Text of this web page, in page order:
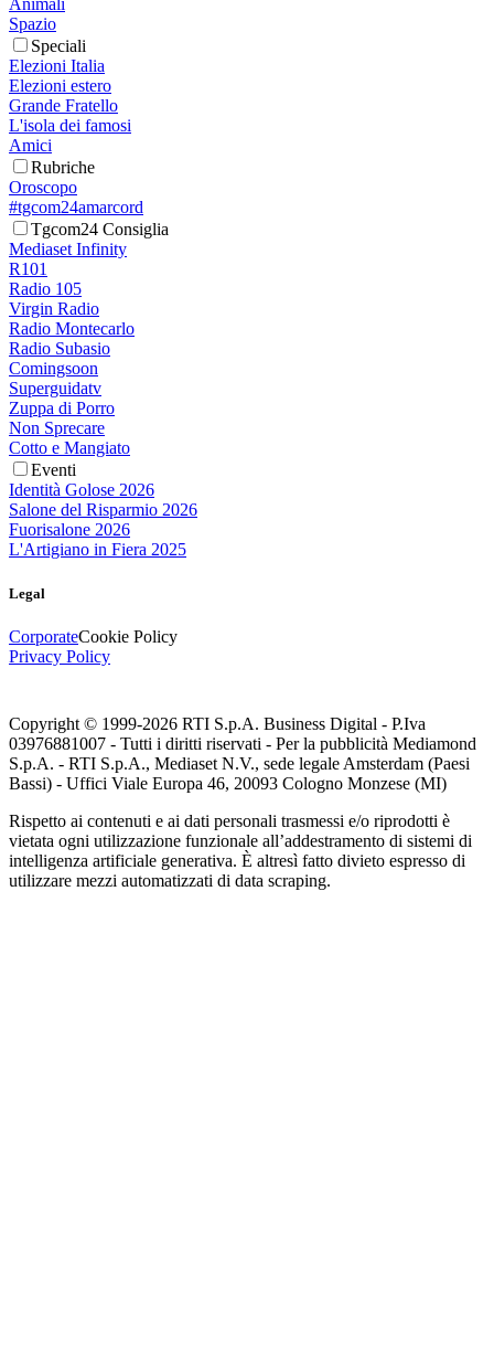
Animali
Spazio
Speciali
Elezioni Italia
Elezioni estero
Grande Fratello
L'isola dei famosi
Amici
Rubriche
Oroscopo
#tgcom24amarcord
Tgcom24 Consiglia
Mediaset Infinity
R101
Radio 105
Virgin Radio
Radio Montecarlo
Radio Subasio
Comingsoon
Superguidatv
Zuppa di Porro
Non Sprecare
Cotto e Mangiato
Eventi
Identità Golose 2026
Salone del Risparmio 2026
Fuorisalone 2026
L'Artigiano in Fiera 2025
Legal
CorporateCookie Policy
Privacy Policy
Copyright © 1999-2026 RTI S.p.A. Business Digital - P.Iva
03976881007 - Tutti i diritti riservati - Per la pubblicità Mediamond
S.p.A. - RTI S.p.A., Mediaset N.V., sede legale Amsterdam (Paesi
Bassi) - Uffici Viale Europa 46, 20093 Cologno Monzese (MI)
Rispetto ai contenuti e ai dati personali trasmessi e/o riprodotti è
vietata ogni utilizzazione funzionale all’addestramento di sistemi di
intelligenza artificiale generativa. È altresì fatto divieto espresso di
utilizzare mezzi automatizzati di data scraping.